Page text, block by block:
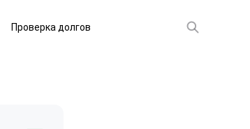
Проверка долгов